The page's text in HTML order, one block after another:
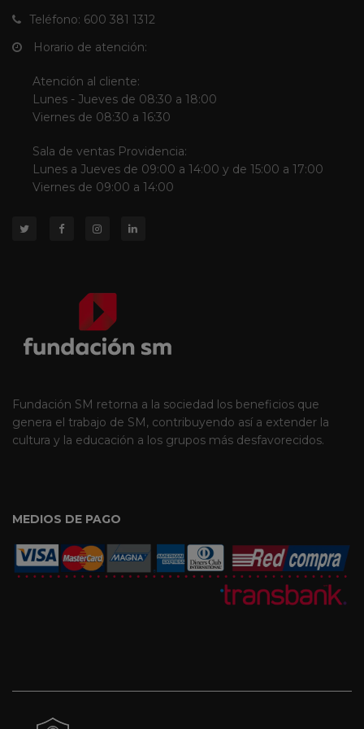
Teléfono: 600 381 1312
Horario de atención:
Atención al cliente:
Lunes - Jueves de 08:30 a 18:00
Viernes de 08:30 a 16:30
Sala de ventas Providencia:
Lunes a Jueves de 09:00 a 14:00 y de 15:00 a 17:00
Viernes de 09:00 a 14:00
Fundación SM retorna a la sociedad los beneficios que
genera el trabajo de SM, contribuyendo así a extender la
cultura y la educación a los grupos más desfavorecidos.
MEDIOS DE PAGO